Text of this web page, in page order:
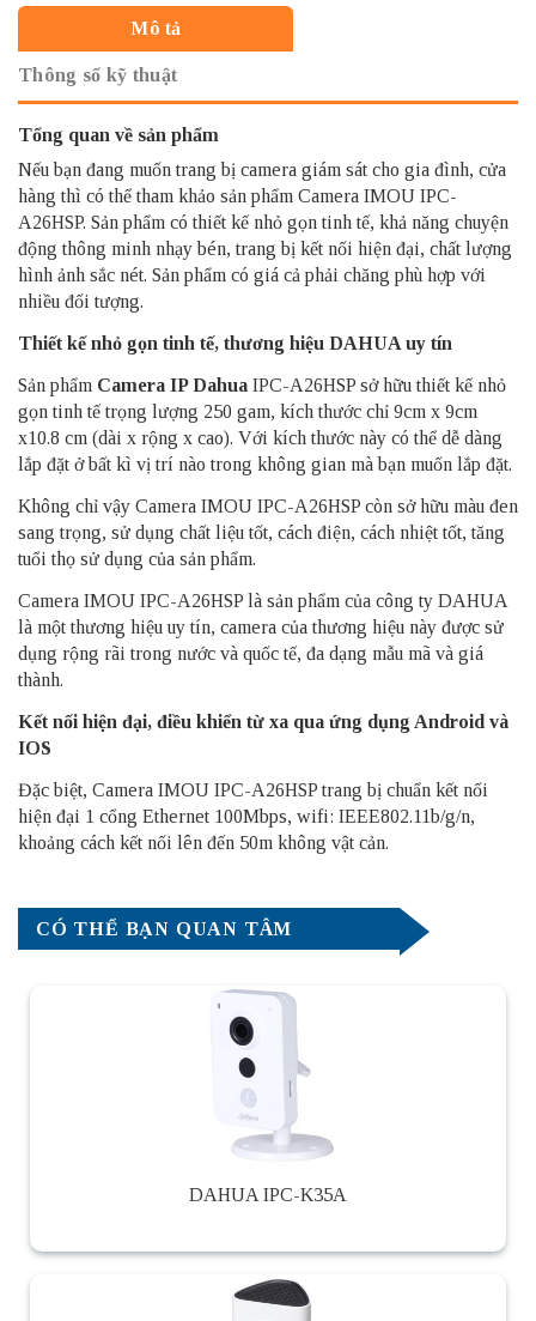
Mô tả
Thông số kỹ thuật
Tổng quan về sản phẩm
Nếu bạn đang muốn trang bị camera giám sát cho gia đình, cửa
hàng thì có thể tham khảo sản phẩm Camera IMOU IPC-
A26HSP. Sản phẩm có thiết kế nhỏ gọn tinh tế, khả năng chuyện
động thông minh nhạy bén, trang bị kết nối hiện đại, chất lượng
hình ảnh sắc nét. Sản phẩm có giá cả phải chăng phù hợp với
nhiều đối tượng.
Thiết kế nhỏ gọn tinh tế, thương hiệu DAHUA uy tín
Sản phẩm Camera IP Dahua IPC-A26HSP sở hữu thiết kế nhỏ
gọn tinh tế trọng lượng 250 gam, kích thước chỉ 9cm x 9cm
x10.8 cm (dài x rộng x cao). Với kích thước này có thể dễ dàng
lắp đặt ở bất kì vị trí nào trong không gian mà bạn muốn lắp đặt.
Không chỉ vậy Camera IMOU IPC-A26HSP còn sở hữu màu đen
sang trọng, sử dụng chất liệu tốt, cách điện, cách nhiệt tốt, tăng
tuổi thọ sử dụng của sản phẩm.
Camera IMOU IPC-A26HSP là sản phẩm của công ty DAHUA
là một thương hiệu uy tín, camera của thương hiệu này được sử
dụng rộng rãi trong nước và quốc tế, đa dạng mẫu mã và giá
thành.
Kết nối hiện đại, điều khiển từ xa qua ứng dụng Android và
IOS
Đặc biệt, Camera IMOU IPC-A26HSP trang bị chuẩn kết nối
hiện đại 1 cổng Ethernet 100Mbps, wifi: IEEE802.11b/g/n,
khoảng cách kết nối lên đến 50m không vật cản.
CÓ THỂ BẠN QUAN TÂM
DAHUA IPC-K35A